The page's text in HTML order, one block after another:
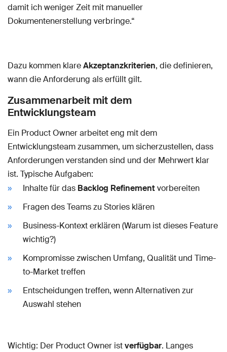
damit ich weniger Zeit mit manueller
Dokumentenerstellung verbringe.“
Dazu kommen klareAkzeptanzkriterien, die definieren,
wann die Anforderung als erfüllt gilt.
Zusammenarbeit mit dem
Entwicklungsteam
Ein Product Owner arbeitet eng mit dem
Entwicklungsteam zusammen, um sicherzustellen, dass
Anforderungen verstanden sind und der Mehrwert klar
ist. Typische Aufgaben:
Inhalte für das Backlog Refinementvorbereiten
Fragen des Teams zu Stories klären
Business-Kontext erklären (Warum ist dieses Feature
wichtig?)
Kompromisse zwischen Umfang, Qualität und Time-
to-Market treffen
Entscheidungen treffen, wenn Alternativen zur
Auswahl stehen
Wichtig: Der Product Owner istverfügbar. Langes